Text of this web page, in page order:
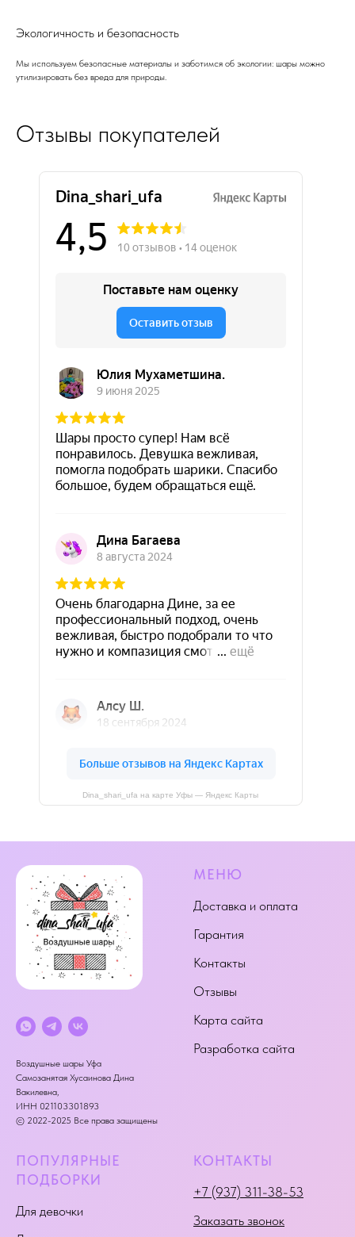
Экологичность и безопасность
Мы используем безопасные материалы и заботимся об экологии: шары можно
утилизировать без вреда для природы.
Отзывы покупателей
Dina_shari_ufa на карте Уфы — Яндекс Карты
Воздушные шары Уфа
Самозанятая Хусаинова Дина
Вакилевна,
ИНН 021103301893
© 2022-2025 Все права защищены
МЕНЮ
Доставка и оплата
Гарантия
Контакты
Отзывы
Карта сайта
Разработка сайта
ПОПУЛЯРНЫЕ
ПОДБОРКИ
Для девочки
КОНТАКТЫ
+7 (937) 311-38-53
Заказать звонок